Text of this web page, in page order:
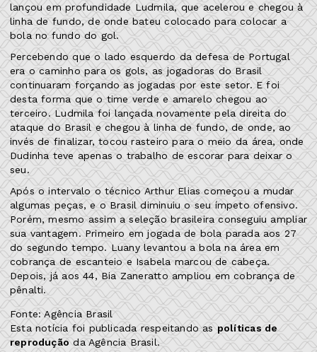
lançou em profundidade Ludmila, que acelerou e chegou à
linha de fundo, de onde bateu colocado para colocar a
bola no fundo do gol.
Percebendo que o lado esquerdo da defesa de Portugal
era o caminho para os gols, as jogadoras do Brasil
continuaram forçando as jogadas por este setor. E foi
desta forma que o time verde e amarelo chegou ao
terceiro. Ludmila foi lançada novamente pela direita do
ataque do Brasil e chegou à linha de fundo, de onde, ao
invés de finalizar, tocou rasteiro para o meio da área, onde
Dudinha teve apenas o trabalho de escorar para deixar o
seu.
Após o intervalo o técnico Arthur Elias começou a mudar
algumas peças, e o Brasil diminuiu o seu ímpeto ofensivo.
Porém, mesmo assim a seleção brasileira conseguiu ampliar
sua vantagem. Primeiro em jogada de bola parada aos 27
do segundo tempo. Luany levantou a bola na área em
cobrança de escanteio e Isabela marcou de cabeça.
Depois, já aos 44, Bia Zaneratto ampliou em cobrança de
pênalti.
Fonte: Agência Brasil
Esta notícia foi publicada respeitando as políticas de
reproduçãoda Agência Brasil.